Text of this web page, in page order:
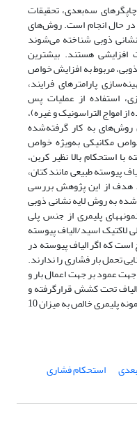
سه‌بعدی، تحقیقات
در حال انجام است. روش‌های
نشانی ذوبی شناخته می‌شوند
افزایشی هستند. بیشترین
مربوط به افزایش خواص
پارامترهای فرایند،
استفاده از عملیات پس
امواج التراسونیک و غیره)،
روش‌های به کار گرفته‌شده
مکانیکی به‌ویژه خواص
استحکام بالا نظیر کربن،
پیوسته طبیعی مانند کتان،
هدف از این پژوهش بررسی
به روش لایه نشانی ذوبی
پلیمری از جنس پلی
لاکتیک اسید/الیاف پیوسته
که اگر الیاف پیوسته در
تحمل بار فشاری را ندارند.
عمود بر جهت اعمال بار و
تحت کشش قرارگرفته و
استحکام فشاری نمونه مرکب نسبت به نمونه پلیمری خالص به میزان 10
استحکام فشاری